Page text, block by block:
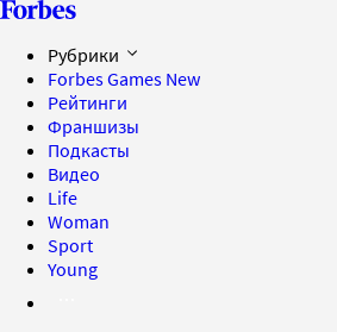
Рубрики
Forbes Games New
Рейтинги
Франшизы
Подкасты
Видео
Life
Woman
Sport
Young